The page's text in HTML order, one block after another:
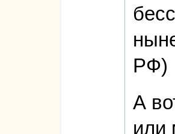
РФ)
А
или